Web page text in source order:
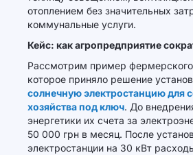
отоплением без значительных
коммунальные услуги.
Кейс: как агропредприятие
Рассмотрим пример фермерского
которое приняло решение
солнечную электростанцию для
хозяйства под ключ. До
энергетики их счета за
50 000 грн в месяц. После
электростанции на 30 кВт